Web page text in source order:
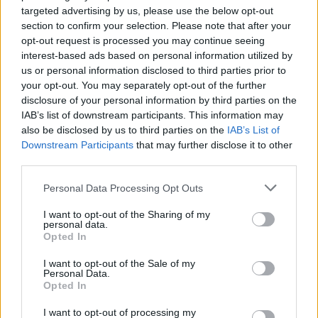
targeted advertising by us, please use the below opt-out
section to confirm your selection. Please note that after your
opt-out request is processed you may continue seeing
interest-based ads based on personal information utilized by
us or personal information disclosed to third parties prior to
your opt-out. You may separately opt-out of the further
disclosure of your personal information by third parties on the
IAB’s list of downstream participants. This information may
also be disclosed by us to third parties on the IAB’s List of
Downstream Participants that may further disclose it to other
Please note that this website/app uses one or more Google
not limited to your visit or usage behaviour. You may click to
grant or deny consent to Google and its third-party tags to
use your data for below specified purposes in below Google
consent section.
Personal Data Processing Opt Outs
I want to opt-out of the Sharing of my
personal data.
Opted In
I want to opt-out of the Sale of my
Personal Data.
Opted In
I want to opt-out of processing my
Filantropia:Marc é um filantropo conhecido que fez
doações incríveis para várias organizações e instituições
de caridade. No total, ele doou aproximadamente US $
250 milhões para a iniciativa de criar um novo hospital
infantil com a Universidade da Califórnia em San
Francisco. Em 2020, Benioff prometeu US $ 100 milhões
ao Hospital Infantil UCSF Benioff.
“modelo 1-1-1” de filantropia. Com essa abordagem, as
startups doam 1% de seu patrimônio, 1% de seus produtos
e 1% do tempo de seus funcionários para instituições de
caridade. Embora tenha começado com o Salesforce,
muitas outras empresas adotaram esse modelo, resultando